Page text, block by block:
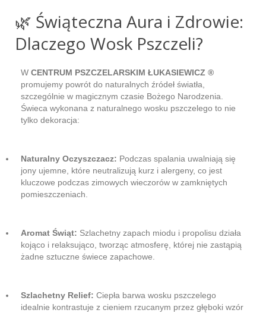
🌿 Świąteczna Aura i Zdrowie:
Dlaczego Wosk Pszczeli?
W CENTRUM PSZCZELARSKIM ŁUKASIEWICZ ®
promujemy powrót do naturalnych źródeł światła,
szczególnie w magicznym czasie Bożego Narodzenia.
Świeca wykonana z naturalnego wosku pszczelego to nie
tylko dekoracja:
Naturalny Oczyszczacz: Podczas spalania uwalniają się
jony ujemne, które neutralizują kurz i alergeny, co jest
kluczowe podczas zimowych wieczorów w zamkniętych
pomieszczeniach.
Aromat Świąt: Szlachetny zapach miodu i propolisu działa
kojąco i relaksująco, tworząc atmosferę, której nie zastąpią
żadne sztuczne świece zapachowe.
Szlachetny Relief: Ciepła barwa wosku pszczelego
idealnie kontrastuje z cieniem rzucanym przez głęboki wzór